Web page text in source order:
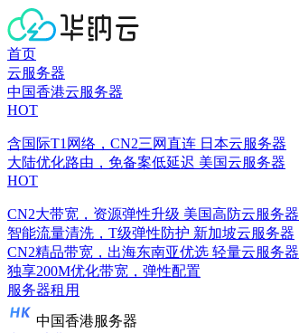
首页
云服务器
中国香港云服务器
HOT
含国际T1网络，CN2三网直连 日本云服务器
大陆优化路由，免备案低延迟 美国云服务器
HOT
CN2大带宽，资源弹性升级 美国高防云服务器
智能流量清洗，T级弹性防护 新加坡云服务器
CN2精品带宽，出海东南亚优选 轻量云服务器
独享200M优化带宽，弹性配置
服务器租用
中国香港服务器